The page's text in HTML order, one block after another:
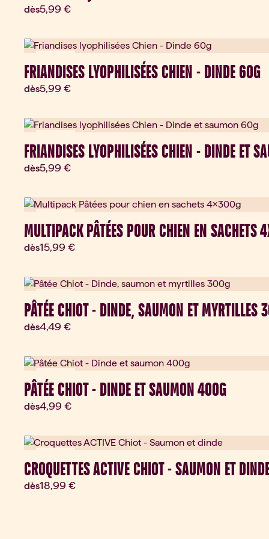
dèsPrix actuel:
5,99 €
FRIANDISES LYOPHILISÉES CHIEN - DINDE 60G
dèsPrix actuel:
5,99 €
FRIANDISES LYOPHILISÉES CHIEN - DINDE ET
dèsPrix actuel:
5,99 €
MULTIPACK PÂTÉES POUR CHIEN EN SACHETS
dèsPrix actuel:
15,99 €
PÂTÉE CHIOT - DINDE, SAUMON ET MYRTILLES
dèsPrix actuel:
4,49 €
PÂTÉE CHIOT - DINDE ET SAUMON 400G
dèsPrix actuel:
4,99 €
CROQUETTES ACTIVE CHIOT - SAUMON ET
dèsPrix actuel:
18,99 €